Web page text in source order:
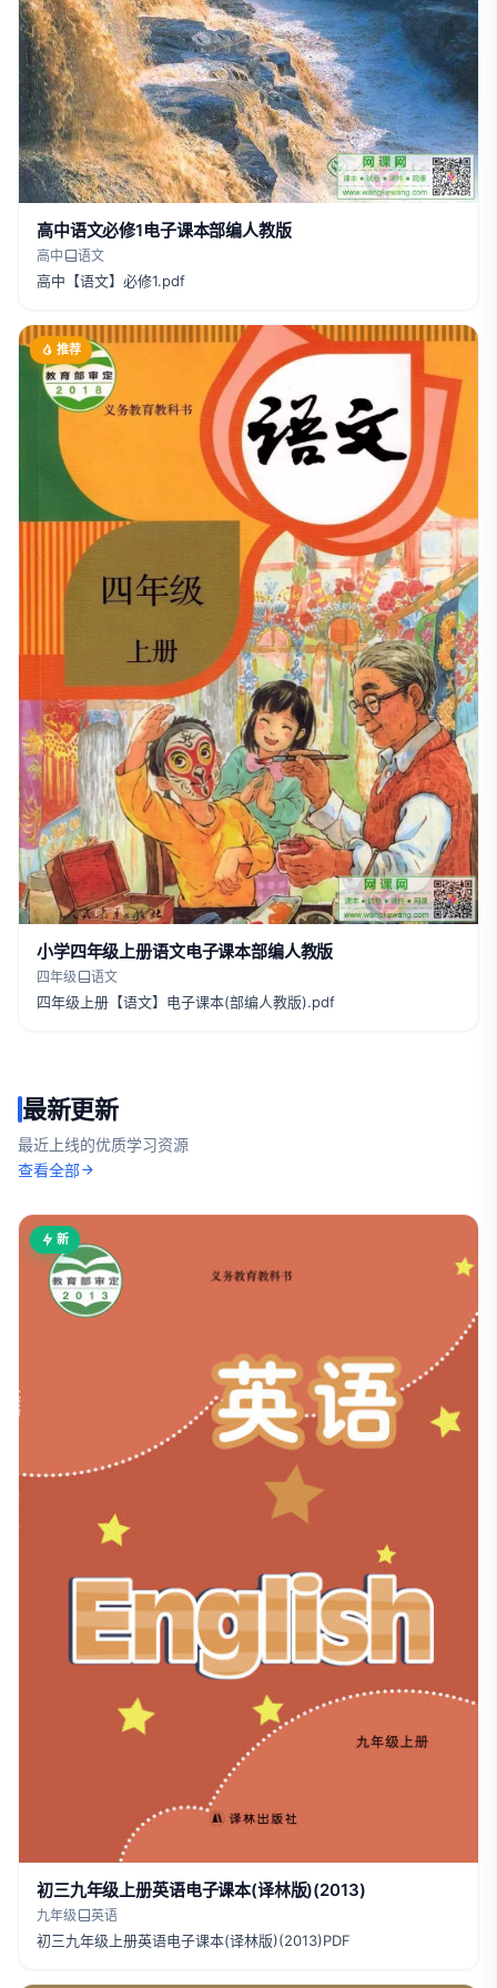
高中语文必修1电子课本部编人教版
高中 语文
高中【语文】必修1.pdf
推荐
小学四年级上册语文电子课本部编人教版
四年级 语文
四年级上册【语文】电子课本(部编人教版).pdf
最新更新
最近上线的优质学习资源
查看全部
新
初三九年级上册英语电子课本(译林版)(2013)
九年级 英语
初三九年级上册英语电子课本(译林版)(2013)PDF